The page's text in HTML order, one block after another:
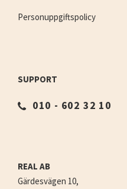
Personuppgiftspolicy
SUPPORT
010 - 602 32 10
REAL AB
Gärdesvägen 10,